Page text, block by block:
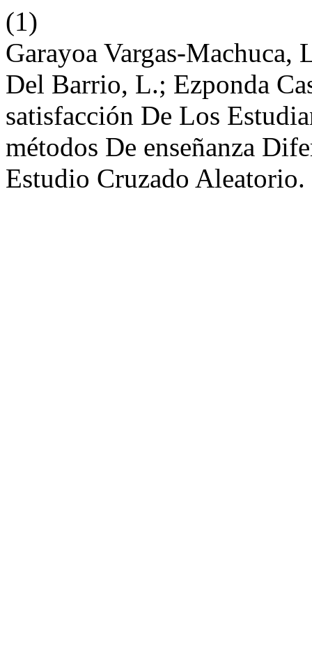
(1)
Garayoa Vargas-
Del Barrio, L.; Ezponda
satisfacción De Los
métodos De enseñanza
Estudio Cruzado Aleatorio.